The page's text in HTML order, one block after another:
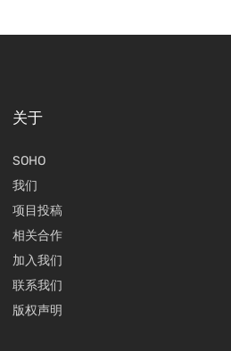
关于
SOHO
我们
项目投稿
相关合作
加入我们
联系我们
版权声明